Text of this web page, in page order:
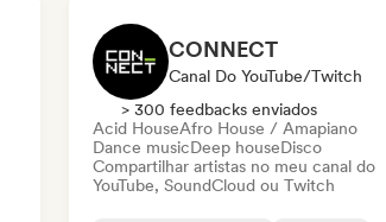
CONNECT
Canal Do YouTube/Twitch
> 300 feedbacks enviados
Acid HouseAfro House / Amapiano
Dance musicDeep houseDisco
Compartilhar artistas no meu canal do
YouTube, SoundCloud ou Twitch